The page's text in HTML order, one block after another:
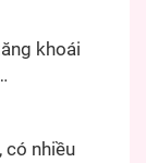
khoái
có nhiều